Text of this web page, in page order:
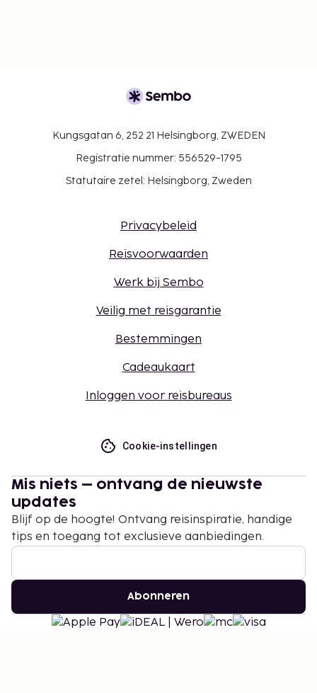
Kungsgatan 6, 252 21 Helsingborg, ZWEDEN
Registratie nummer: 556529-1795
Statutaire zetel: Helsingborg, Zweden
Privacybeleid
Reisvoorwaarden
Werk bij Sembo
Veilig met reisgarantie
Bestemmingen
Cadeaukaart
Inloggen voor reisbureaus
Cookie-instellingen
Mis niets – ontvang de nieuwste
updates
Blijf op de hoogte! Ontvang reisinspiratie, handige
tips en toegang tot exclusieve aanbiedingen.
Abonneren